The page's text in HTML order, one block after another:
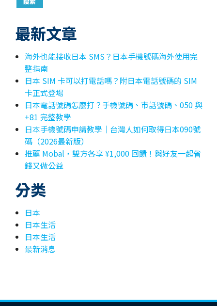
最新文章
海外也能接收日本 SMS？日本手機號碼海外使用完
整指南
日本 SIM 卡可以打電話嗎？附日本電話號碼的 SIM
卡正式登場
日本電話號碼怎麼打？手機號碼、市話號碼、050 與
+81 完整教學
日本手機號碼申請教學｜台灣人如何取得日本090號
碼（2026最新版）
推薦 Mobal，雙方各享 ¥1,000 回饋！與好友一起省
錢又做公益
分类
日本
日本生活
日本生活
最新消息